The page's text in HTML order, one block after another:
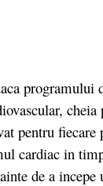
programului
pentru
cardiac in
de a